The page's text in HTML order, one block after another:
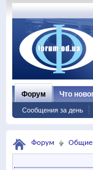
Форум
Сообщения за день
Что
Форум